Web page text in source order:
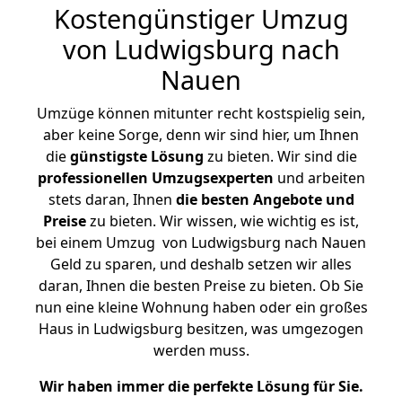
Kostengünstiger Umzug
von Ludwigsburg nach
Nauen
Umzüge können mitunter recht kostspielig sein,
aber keine Sorge, denn wir sind hier, um Ihnen
diegünstigste Lösung zu bieten. Wir sind die
professionellen Umzugsexperten und arbeiten
stets daran, Ihnen die besten Angebote und
Preisezu bieten. Wir wissen, wie wichtig es ist,
bei einem Umzug von Ludwigsburg nach Nauen
Geld zu sparen, und deshalb setzen wir alles
daran, Ihnen die besten Preise zu bieten. Ob Sie
nun eine kleine Wohnung haben oder ein großes
Haus in Ludwigsburg besitzen, was umgezogen
werden muss.
Wir haben immer die perfekte Lösung für Sie.